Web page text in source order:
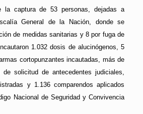
la captura de 53 personas, dejadas a
General de la Nación, donde se
de medidas sanitarias y 8 por fuga de
1.032 dosis de alucinógenos, 5
cortopunzantes incautadas, más de
de solicitud de antecedentes judiciales,
y 1.136 comparendos aplicados
Nacional de Seguridad y Convivencia